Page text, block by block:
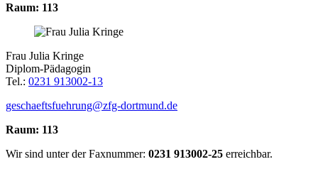
Raum: 113
Frau Julia Kringe
Diplom-Pädagogin
Tel.: 0231 913002-13
geschaeftsfuehrung@zfg-dortmund.de
Raum: 113
Wir sind unter der Faxnummer: 0231 913002-25 erreichbar.